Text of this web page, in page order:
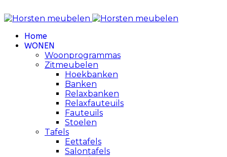
Home
WONEN
Woonprogrammas
Zitmeubelen
Hoekbanken
Banken
Relaxbanken
Relaxfauteuils
Fauteuils
Stoelen
Tafels
Eettafels
Salontafels